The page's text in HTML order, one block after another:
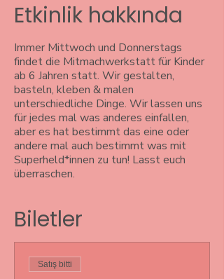
Etkinlik hakkında
Immer Mittwoch und Donnerstags
findet die Mitmachwerkstatt für Kinder
ab 6 Jahren statt. Wir gestalten,
basteln, kleben & malen
unterschiedliche Dinge. Wir lassen uns
für jedes mal was anderes einfallen,
aber es hat bestimmt das eine oder
andere mal auch bestimmt was mit
Superheld*innen zu tun! Lasst euch
überraschen.
Biletler
Satış bitti